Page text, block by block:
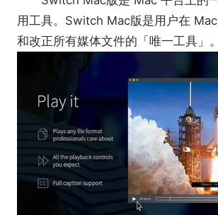
用工具。Switch Mac版是用户在
和改正所有媒体文件的「唯一工具」。